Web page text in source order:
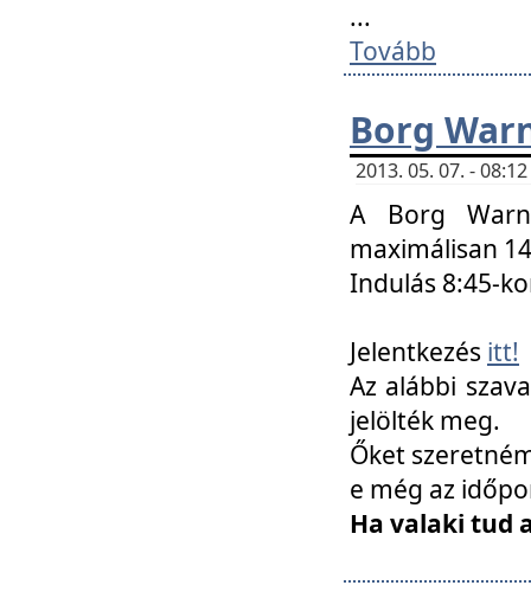
...
Tovább
Borg
2013. 05. 07. -
A Borg
maximálisan
Indulás 8:45-
Jelentkezés itt!
Az alábbi
jelölték meg.
Őket
e még az
Ha valaki tud